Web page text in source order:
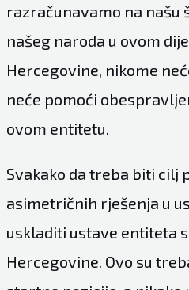
razračunavamo na našu
našeg naroda u ovom
Hercegovine, nikome
neće pomoći
ovom entitetu.
Svakako da treba biti cilj
asimetričnih rješenja u
uskladiti ustave entiteta
Hercegovine. Ovo su